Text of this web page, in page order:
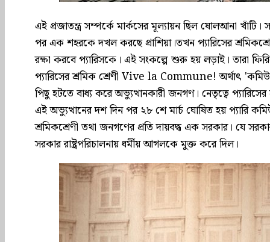
এই প্রজাতন্ত্র সম্পর্কে মার্কসের মূল্যায়ন ছিল ষোলআনা
পর এক শহরকে দখল করছে প্রাশিয়া।তখন প্যারিসের
রক্ষা করবে প্যারিসকে। এই সংকল্পে শুরু হয় লড়াই। তারা
প্যারিসের শ্রমিক শ্রেণী Vive la Commune! অর্থাৎ
পিছু হটতে বাধ্য করে অভ্যুত্থানকারী জনগণ। নেতৃত্বে
এই অভ্যুত্থানের দশ দিন পর ২৮ শে মার্চ ঘোষিত হয় প্যারি
শ্রমিকশ্রেণী তথা জনগণের প্রতি দায়বদ্ধ এক সরকার। যে
সরকার রাষ্ট্রপরিচালনায় ধর্মীয় আগলকে মুক্ত করে দিল।